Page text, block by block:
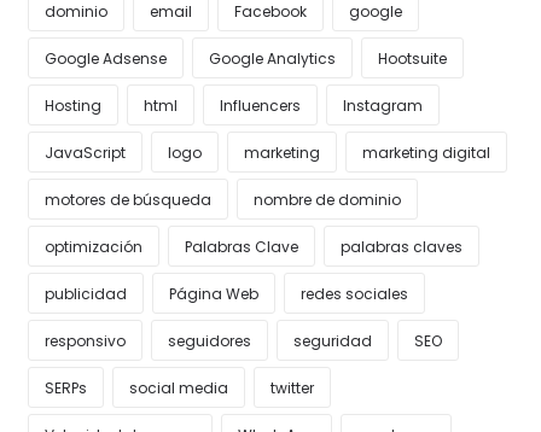
dominio email Facebook google
Google Adsense Google Analytics Hootsuite
Hosting html Influencers Instagram
JavaScript logo marketing marketing digital
motores de búsqueda nombre de dominio
optimización Palabras Clave palabras claves
publicidad Página Web redes sociales
responsivo seguidores seguridad SEO
SERPs social media twitter